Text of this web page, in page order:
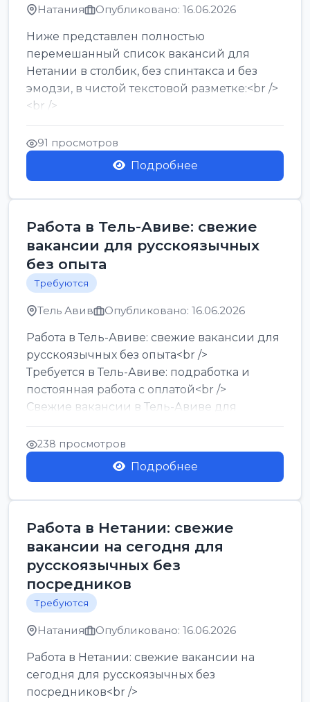
Натания Опубликовано: 16.06.2026
Ниже представлен полностью
перемешанный список вакансий для
Нетании в столбик, без спинтакса и без
эмодзи, в чистой текстовой разметке:<br />
<br />
Работа в Нетании на мебельном
производстве: требу...
91 просмотров
Подробнее
Работа в Тель-Авиве: свежие
вакансии для русскоязычных
без опыта
Требуются
Тель Авив Опубликовано: 16.06.2026
Работа в Тель-Авиве: свежие вакансии для
русскоязычных без опыта<br />
Требуется в Тель-Авиве: подработка и
постоянная работа с оплатой<br />
Свежие вакансии в Тель-Авиве для
мужчин и женщин от хозя...
238 просмотров
Подробнее
Работа в Нетании: свежие
вакансии на сегодня для
русскоязычных без
посредников
Требуются
Натания Опубликовано: 16.06.2026
Работа в Нетании: свежие вакансии на
сегодня для русскоязычных без
посредников<br />